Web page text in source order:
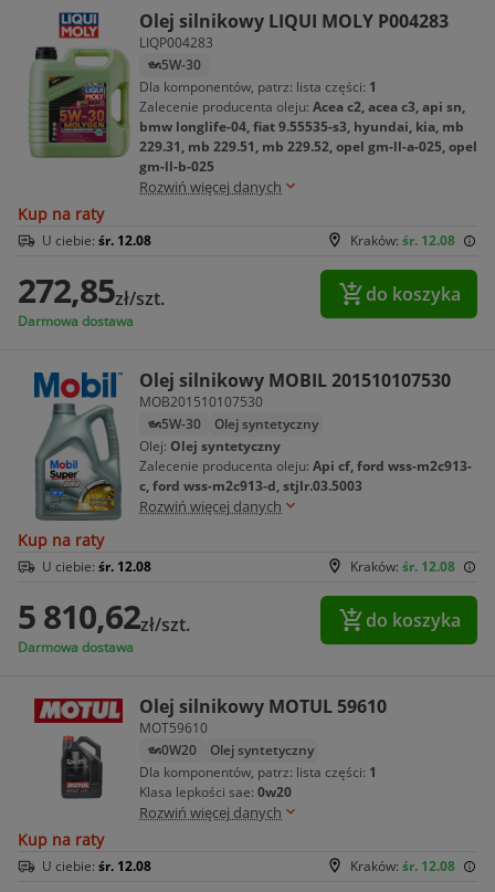
Olej silnikowy LIQUI MOLY P004283
LIQP004283
5W-30
Dla komponentów, patrz: lista części: 1
Zalecenie producenta oleju: Acea c2, acea c3, api sn,
bmw longlife-04, fiat 9.55535-s3, hyundai, kia, mb
229.31, mb 229.51, mb 229.52, opel gm-ll-a-025, opel
gm-ll-b-025
Rozwiń więcej danych
Kup na raty
Kraków: śr. 12.08
U ciebie: śr. 12.08
272,85zł/szt.
Darmowa dostawa
do koszyka
Olej silnikowy MOBIL 201510107530
MOB201510107530
Olej syntetyczny
5W-30
Olej: Olej syntetyczny
Zalecenie producenta oleju: Api cf, ford wss-m2c913-
c, ford wss-m2c913-d, stjlr.03.5003
Rozwiń więcej danych
Kup na raty
Kraków: śr. 12.08
U ciebie: śr. 12.08
5 810,62zł/szt.
Darmowa dostawa
do koszyka
Olej silnikowy MOTUL 59610
MOT59610
0W20
Olej syntetyczny
Dla komponentów, patrz: lista części: 1
Klasa lepkości sae: 0w20
Rozwiń więcej danych
Kup na raty
Kraków: śr. 12.08
U ciebie: śr. 12.08